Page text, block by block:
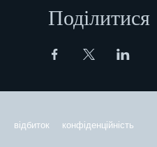
Поділитися
відбиток конфіденційність